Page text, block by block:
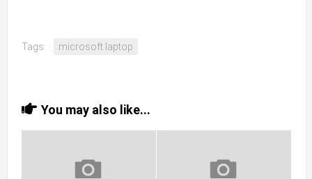
Tags: microsoft laptop
You may also like...